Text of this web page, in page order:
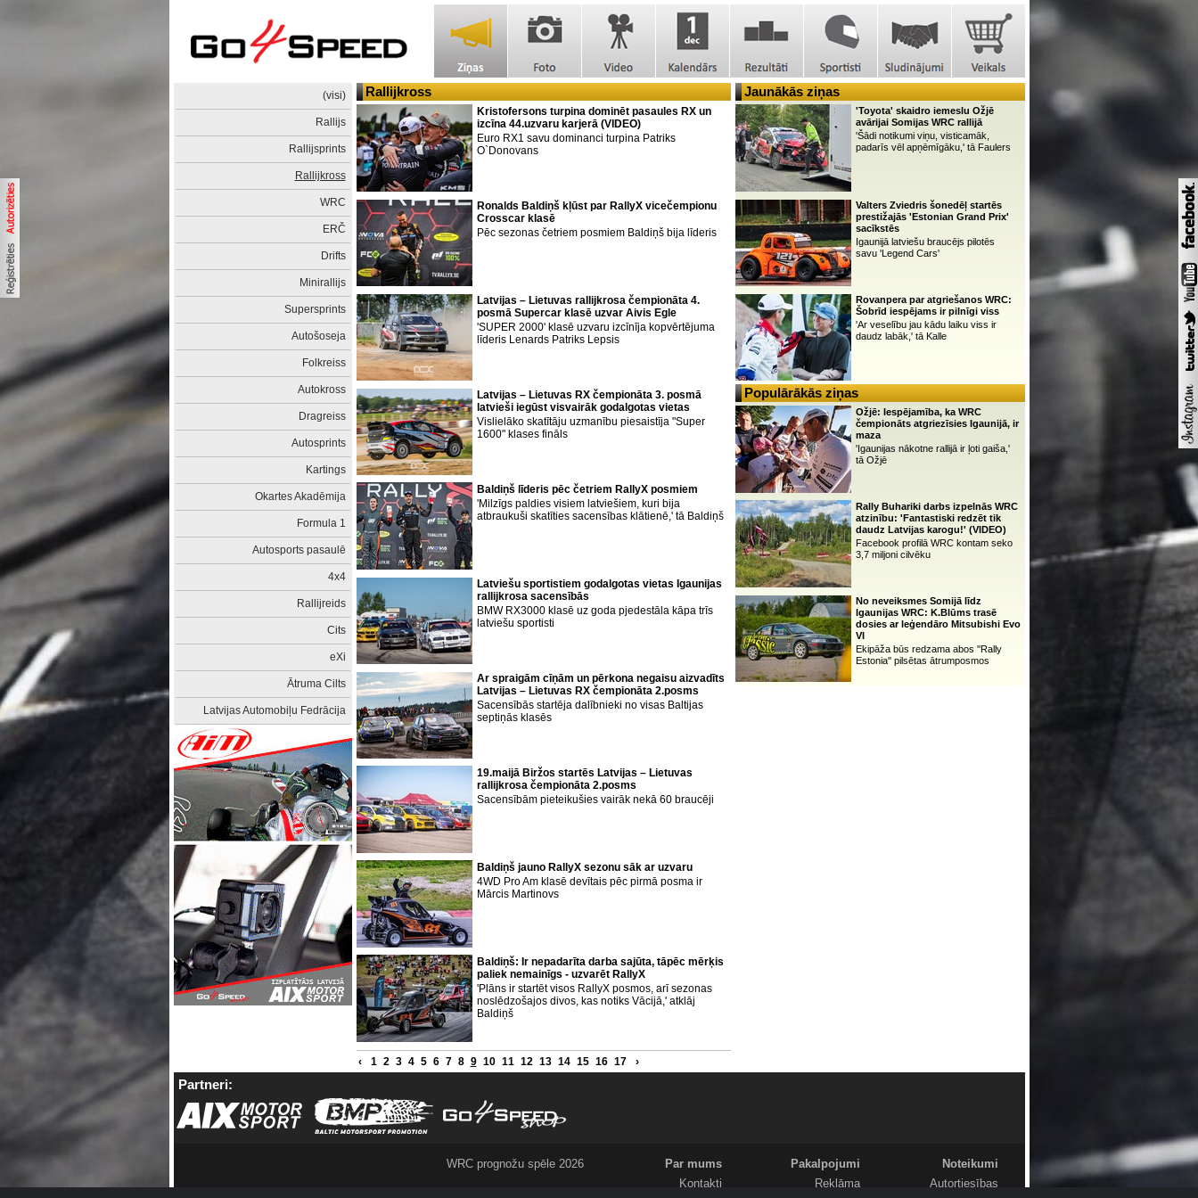
(visi)
Rallijs
Rallijsprints
Rallijkross
WRC
ERČ
Drifts
Minirallijs
Supersprints
Autošoseja
Folkreiss
Autokross
Dragreiss
Autosprints
Kartings
Okartes Akadēmija
Formula 1
Autosports pasaulē
4x4
Rallijreids
Cits
eXi
Ātruma Cilts
Latvijas Automobiļu Fedrācija
Rallijkross
Kristofersons turpina dominēt pasaules RX un
izcīna 44.uzvaru karjerā (VIDEO)
Euro RX1 savu dominanci turpina Patriks
O`Donovans
Ronalds Baldiņš kļūst par RallyX vicečempionu
Crosscar klasē
Pēc sezonas četriem posmiem Baldiņš bija līderis
Latvijas – Lietuvas rallijkrosa čempionāta 4.
posmā Supercar klasē uzvar Aivis Egle
'SUPER 2000' klasē uzvaru izcīnīja kopvērtējuma
līderis Lenards Patriks Lepsis
Latvijas – Lietuvas RX čempionāta 3. posmā
latvieši iegūst visvairāk godalgotas vietas
Vislielāko skatītāju uzmanību piesaistīja "Super
1600" klases fināls
Baldiņš līderis pēc četriem RallyX posmiem
'Milzīgs paldies visiem latviešiem, kuri bija
atbraukuši skatīties sacensības klātienē,' tā Baldiņš
Latviešu sportistiem godalgotas vietas Igaunijas
rallijkrosa sacensībās
BMW RX3000 klasē uz goda pjedestāla kāpa trīs
latviešu sportisti
Ar spraigām cīņām un pērkona negaisu aizvadīts
Latvijas – Lietuvas RX čempionāta 2.posms
Sacensībās startēja dalībnieki no visas Baltijas
septiņās klasēs
19.maijā Biržos startēs Latvijas – Lietuvas
rallijkrosa čempionāta 2.posms
Sacensībām pieteikušies vairāk nekā 60 braucēji
Baldiņš jauno RallyX sezonu sāk ar uzvaru
4WD Pro Am klasē devītais pēc pirmā posma ir
Mārcis Martinovs
Baldiņš: Ir nepadarīta darba sajūta, tāpēc mērķis
paliek nemainīgs - uzvarēt RallyX
'Plāns ir startēt visos RallyX posmos, arī sezonas
noslēdzošajos divos, kas notiks Vācijā,' atklāj
Baldiņš
‹ 1 2 3 4 5 6 7 8 9 10 11 12 13 14 15 16 17 ›
Jaunākās ziņas
'Toyota' skaidro iemeslu Ožjē
avārijai Somijas WRC rallijā
'Šādi notikumi viņu, visticamāk,
padarīs vēl apņēmīgāku,' tā Faulers
Valters Zviedris šonedēļ startēs
prestižajās 'Estonian Grand Prix'
sacīkstēs
Igaunijā latviešu braucējs pilotēs
savu 'Legend Cars'
Rovanpera par atgriešanos WRC:
Šobrīd iespējams ir pilnīgi viss
'Ar veselību jau kādu laiku viss ir
daudz labāk,' tā Kalle
Populārākās ziņas
Ožjē: Iespējamība, ka WRC
čempionāts atgriezīsies Igaunijā, ir
maza
'Igaunijas nākotne rallijā ir ļoti gaiša,'
tā Ožjē
Rally Buhariki darbs izpelnās WRC
atzinību: 'Fantastiski redzēt tik
daudz Latvijas karogu!' (VIDEO)
Facebook profilā WRC kontam seko
3,7 miljoni cilvēku
No neveiksmes Somijā līdz
Igaunijas WRC: K.Blūms trasē
dosies ar leģendāro Mitsubishi Evo
VI
Ekipāža būs redzama abos ''Rally
Estonia'' pilsētas ātrumposmos
Partneri:
WRC prognožu spēle 2026
Par mums
Kontakti
Pakalpojumi
Reklāma
Noteikumi
Autortiesības